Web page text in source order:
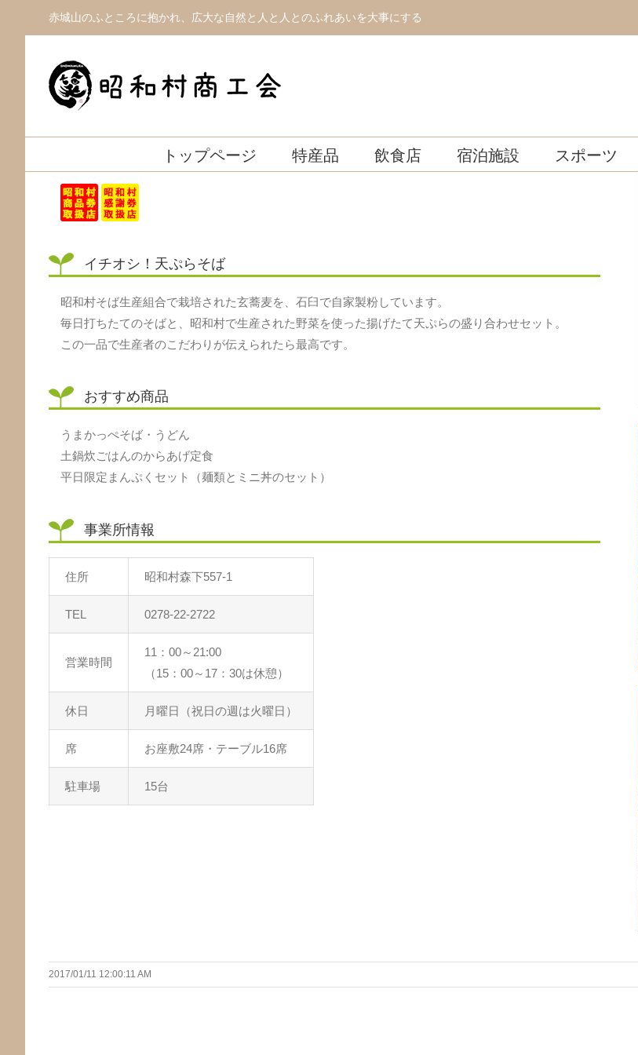
赤城山のふところに抱かれ、広大な自然と人と人とのふれあいを大事にする
トップページ 特産品 飲食店 宿泊施設 スポーツ
イチオシ！天ぷらそば
昭和村そば生産組合で栽培された玄蕎麦を、石臼で自家製粉しています。
毎日打ちたてのそばと、昭和村で生産された野菜を使った揚げたて天ぷらの盛り合わせセット。
この一品で生産者のこだわりが伝えられたら最高です。
おすすめ商品
うまかっぺそば・うどん
土鍋炊ごはんのからあげ定食
平日限定まんぷくセット（麺類とミニ丼のセット）
事業所情報
住所 昭和村森下557-1
TEL 0278-22-2722
営業時間
11：00～21:00
（15：00～17：30は休憩）
休日 月曜日（祝日の週は火曜日）
席 お座敷24席・テーブル16席
駐車場 15台
2017/01/11 12:00:11 AM